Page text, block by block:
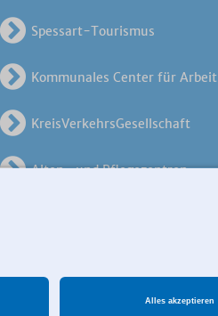
Spessart-Tourismus
Kommunales Center für Arbeit
KreisVerkehrsGesellschaft
Alten- und Pflegezentren